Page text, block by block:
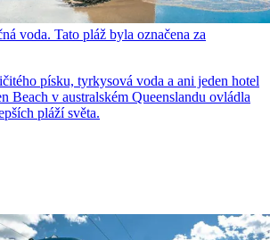
voda. Tato pláž byla označena za
písku, tyrkysová voda a ani jeden hotel
Beach v australském Queenslandu ovládla
pláží světa.